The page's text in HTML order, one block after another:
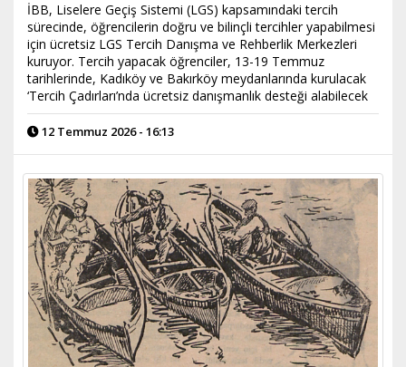
İBB, Liselere Geçiş Sistemi (LGS) kapsamındaki tercih
sürecinde, öğrencilerin doğru ve bilinçli tercihler yapabilmesi
için ücretsiz LGS Tercih Danışma ve Rehberlik Merkezleri
kuruyor. Tercih yapacak öğrenciler, 13-19 Temmuz
tarihlerinde, Kadıköy ve Bakırköy meydanlarında kurulacak
‘Tercih Çadırları’nda ücretsiz danışmanlık desteği alabilecek
12 Temmuz 2026 - 16:13